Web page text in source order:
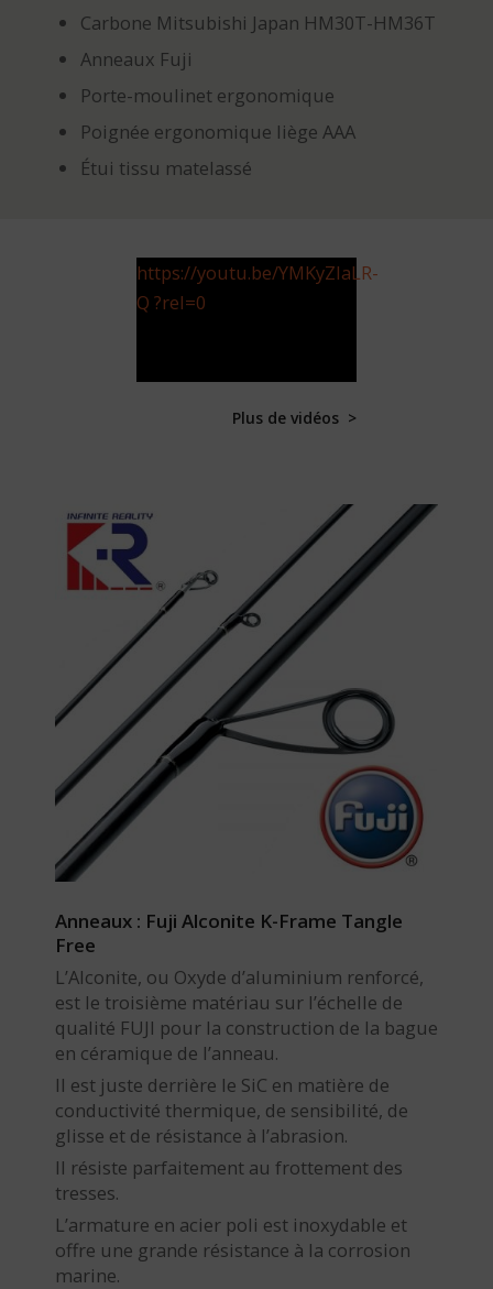
Carbone Mitsubishi Japan HM30T-HM36T
Anneaux Fuji
Porte-moulinet ergonomique
Poignée ergonomique liège AAA
Étui tissu matelassé
https://youtu.be/YMKyZlaLR-
Q ?rel=0
Plus de vidéos >
Anneaux : Fuji Alconite K-Frame Tangle
Free
L’Alconite, ou Oxyde d’aluminium renforcé,
est le troisième matériau sur l’échelle de
qualité FUJI pour la construction de la bague
en céramique de l’anneau.
Il est juste derrière le SiC en matière de
conductivité thermique, de sensibilité, de
glisse et de résistance à l’abrasion.
Il résiste parfaitement au frottement des
tresses.
L’armature en acier poli est inoxydable et
offre une grande résistance à la corrosion
marine.